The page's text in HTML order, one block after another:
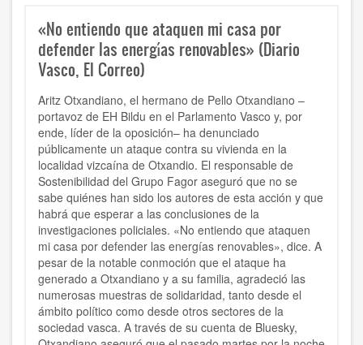
«No entiendo que ataquen mi casa por
defender las energías renovables» (Diario
Vasco, El Correo)
Aritz Otxandiano, el hermano de Pello Otxandiano –
portavoz de EH Bildu en el Parlamento Vasco y, por
ende, líder de la oposición– ha denunciado
públicamente un ataque contra su vivienda en la
localidad vizcaína de Otxandio. El responsable de
Sostenibilidad del Grupo Fagor aseguró que no se
sabe quiénes han sido los autores de esta acción y que
habrá que esperar a las conclusiones de la
investigaciones policiales. «No entiendo que ataquen
mi casa por defender las energías renovables», dice. A
pesar de la notable conmoción que el ataque ha
generado a Otxandiano y a su familia, agradeció las
numerosas muestras de solidaridad, tanto desde el
ámbito político como desde otros sectores de la
sociedad vasca. A través de su cuenta de Bluesky,